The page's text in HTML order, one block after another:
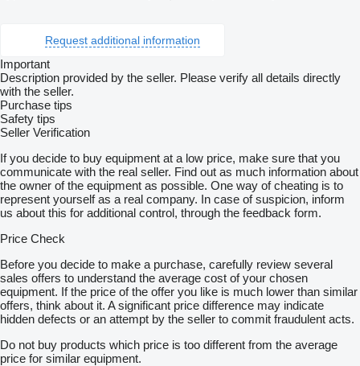
Request additional information
Important
Description provided by the seller. Please verify all details directly
with the seller.
Purchase tips
Safety tips
Seller Verification
If you decide to buy equipment at a low price, make sure that you
communicate with the real seller. Find out as much information about
the owner of the equipment as possible. One way of cheating is to
represent yourself as a real company. In case of suspicion, inform
us about this for additional control, through the feedback form.
Price Check
Before you decide to make a purchase, carefully review several
sales offers to understand the average cost of your chosen
equipment. If the price of the offer you like is much lower than similar
offers, think about it. A significant price difference may indicate
hidden defects or an attempt by the seller to commit fraudulent acts.
Do not buy products which price is too different from the average
price for similar equipment.